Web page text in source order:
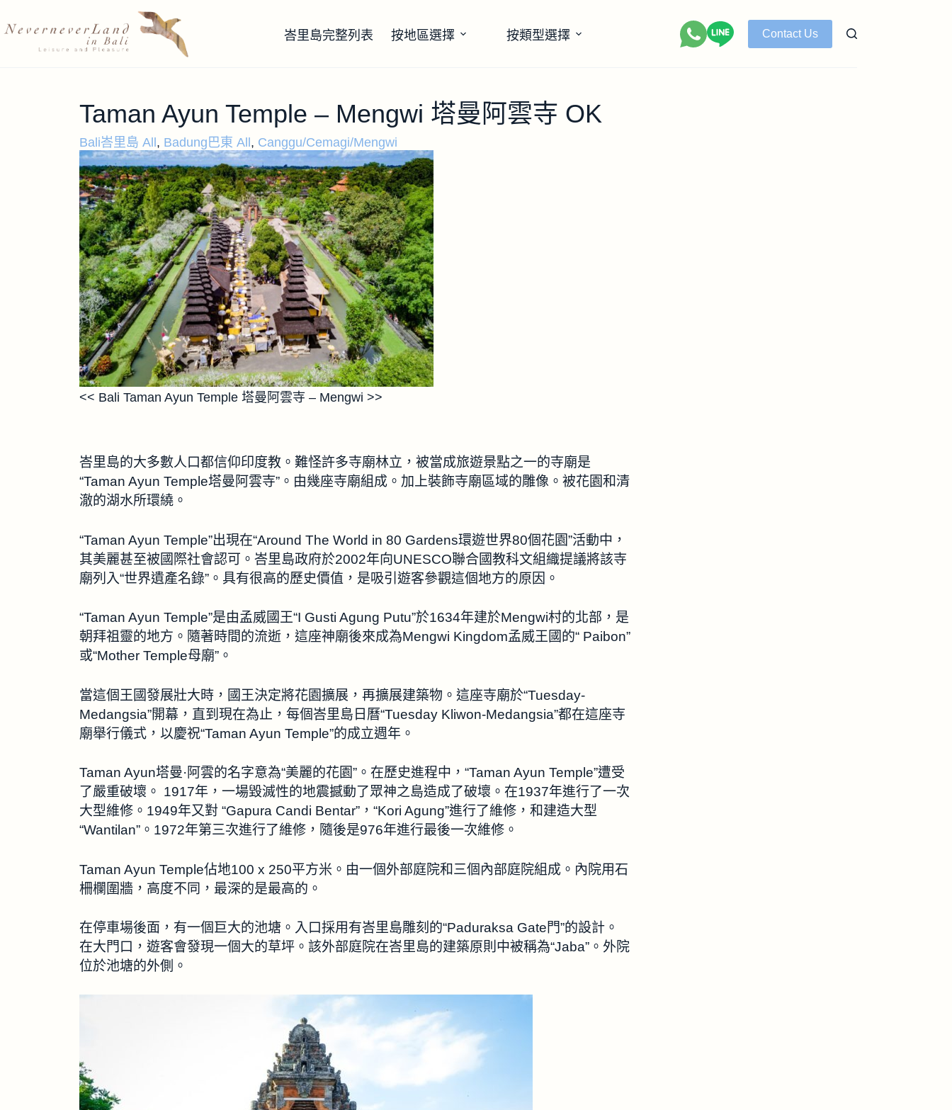
峇里島完整列表 按地區選擇 按類型選擇 Contact Us
Taman Ayun Temple – Mengwi 塔曼阿雲寺 OK
Bali峇里島 All , Badung巴東 All , Canggu/Cemagi/Mengwi
<< Bali Taman Ayun Temple 塔曼阿雲寺 – Mengwi >>
峇里島的大多數人口都信仰印度教。難怪許多寺廟林立，被當成旅遊景點之一的寺廟是
“Taman Ayun Temple塔曼阿雲寺”。由幾座寺廟組成。加上裝飾寺廟區域的雕像。被花園和清
澈的湖水所環繞。
“Taman Ayun Temple”出現在“Around The World in 80 Gardens環遊世界80個花園”活動中，
其美麗甚至被國際社會認可。峇里島政府於2002年向UNESCO聯合國教科文組織提議將該寺
廟列入“世界遺產名錄”。具有很高的歷史價值，是吸引遊客參觀這個地方的原因。
“Taman Ayun Temple”是由孟威國王“I Gusti Agung Putu”於1634年建於Mengwi村的北部，是
朝拜祖靈的地方。隨著時間的流逝，這座神廟後來成為Mengwi Kingdom孟威王國的“ Paibon”
或“Mother Temple母廟”。
當這個王國發展壯大時，國王決定將花園擴展，再擴展建築物。這座寺廟於“Tuesday-
Medangsia”開幕，直到現在為止，每個峇里島日曆“Tuesday Kliwon-Medangsia”都在這座寺
廟舉行儀式，以慶祝“Taman Ayun Temple”的成立週年。
Taman Ayun塔曼·阿雲的名字意為“美麗的花園”。在歷史進程中，“Taman Ayun Temple”遭受
了嚴重破壞。 1917年，一場毀滅性的地震撼動了眾神之島造成了破壞。在1937年進行了一次
大型維修。1949年又對 “Gapura Candi Bentar”，“Kori Agung”進行了維修，和建造大型
“Wantilan”。1972年第三次進行了維修，隨後是976年進行最後一次維修。
Taman Ayun Temple佔地100 x 250平方米。由一個外部庭院和三個內部庭院組成。內院用石
柵欄圍牆，高度不同，最深的是最高的。
在停車場後面，有一個巨大的池塘。入口採用有峇里島雕刻的“Paduraksa Gate門”的設計。
在大門口，遊客會發現一個大的草坪。該外部庭院在峇里島的建築原則中被稱為“Jaba”。外院
位於池塘的外側。